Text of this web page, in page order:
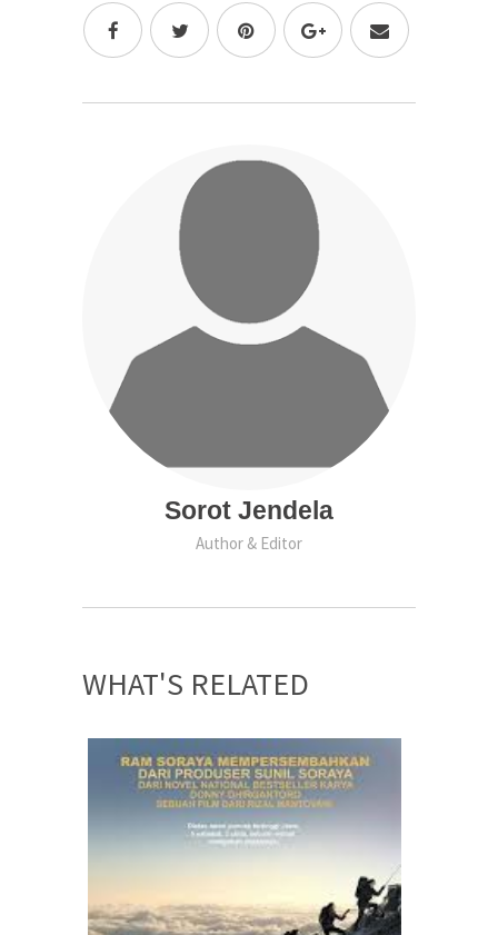
Sorot Jendela
Author & Editor
WHAT'S RELATED